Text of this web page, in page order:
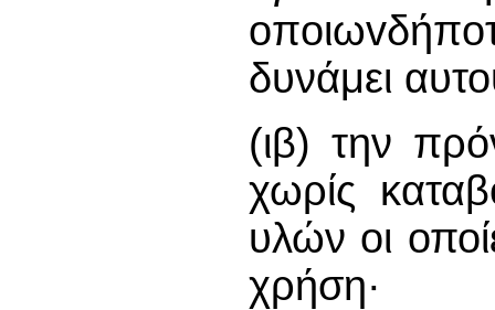
δυνάμει
(ιβ) την
χωρίς
υλών οι
χρήση·